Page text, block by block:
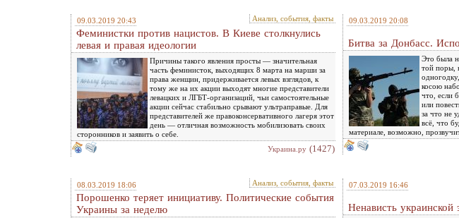
09.03.2019 20:43 Анализ, события, факты
Феминистки против нацистов. В Киеве столкнулись
левая и правая идеологии
Причины такого явления просты — значительная
часть феминисток, выходящих 8 марта на марши за
права женщин, придерживается левых взглядов, к
тому же на их акции выходят многие представители
левацких и ЛГБТ-организаций, чьи самостоятельные
акции сейчас стабильно срывают ультраправые. Для
представителей же правоконсервативного лагеря этот
день — отличная возможность мобилизовать своих
сторонников и заявить о себе.
Украина.ру (1427)
09.03.2019 20:08
Битва за Донбасс.
Это была
той поры,
косою
что, если
или
за что не
всё, что
материале, возможно,
08.03.2019 18:06 Анализ, события, факты
Порошенко теряет инициативу. Политические события
Украины за неделю
07.03.2019 16:46
Ненависть